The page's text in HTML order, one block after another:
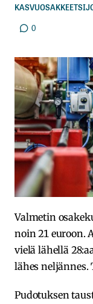
KASVUOSAKKEET
0
Valmetin
noin 21 euroon.
vielä lähellä
lähes neljännes.
Pudotuksen